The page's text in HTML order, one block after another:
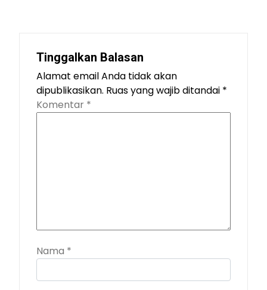
Tinggalkan Balasan
Alamat email Anda tidak akan
dipublikasikan. Ruas yang wajib ditandai *
Komentar *
Nama *